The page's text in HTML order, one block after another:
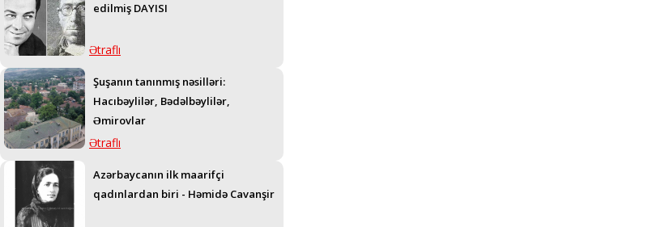
edilmiş DAYISI
Ətraflı
Şuşanın tanınmış nəsilləri:
Hacıbəylilər, Bədəlbəylilər,
Əmirovlar
Ətraflı
Azərbaycanın ilk maarifçi
qadınlardan biri - Həmidə Cavanşir